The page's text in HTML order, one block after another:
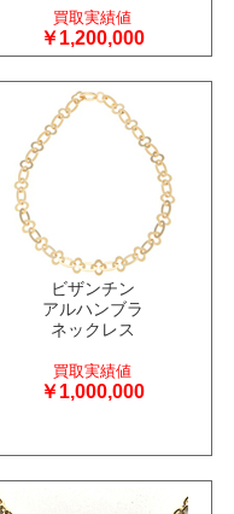
買取実績値
￥1,200,000
ビザンチン
アルハンブラ
ネックレス
買取実績値
￥1,000,000